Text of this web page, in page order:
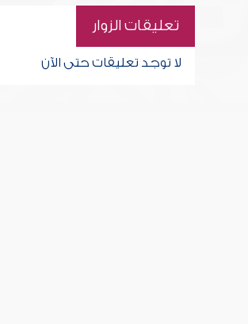
تعليقات الزوار
لا توجد تعليقات حتى الآن